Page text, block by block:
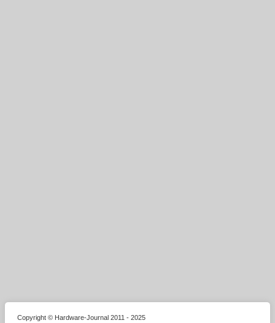
Copyright © Hardware-Journal 2011 - 2025